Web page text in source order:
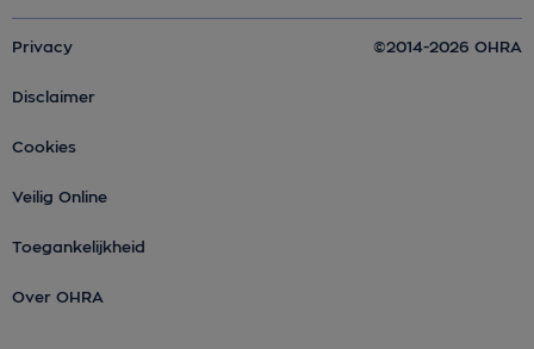
Privacy
Disclaimer
Cookies
Veilig Online
Toegankelijkheid
Over OHRA
©2014-2026 OHRA